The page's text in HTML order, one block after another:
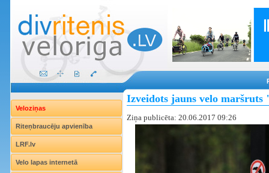
Veloziņas
Riteņbraucēju apvienība
LRF.lv
Velo lapas internetā
Izveidots jauns velo
Ziņa publicēta: 20.06.2017 09:26